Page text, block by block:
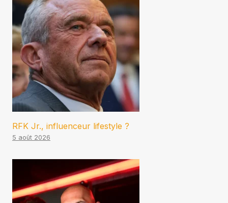
RFK Jr., influenceur lifestyle ?
5 août 2026